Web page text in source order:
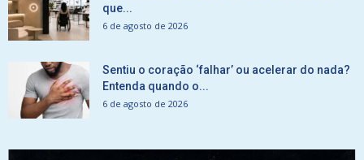
que...
6 de agosto de 2026
Sentiu o coração ‘falhar’ ou acelerar do nada?
Entenda quando o...
6 de agosto de 2026